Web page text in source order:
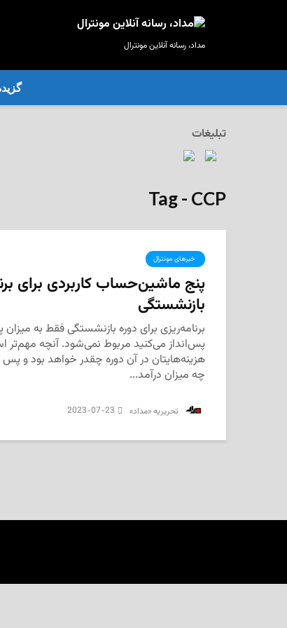
مداد، رسانه آنلاین مونترال
تبلیغات
Tag - CCP
‌ خبرهای مونترال
پنج ماشین‌حساب کاربردی برای
بازنشستگی
برنامه‌ریزی برای دوره بازنشستگی فقط به میزان
پس‌انداز می‌کنید مربوط نمی‌شود. آنچه مهم‌تر
هزینه‌هایتان در آن دوره چقدر خواهد بود و پس
چه میزان درآمد...
‌ تحریریه «مداد» 2023-07-23